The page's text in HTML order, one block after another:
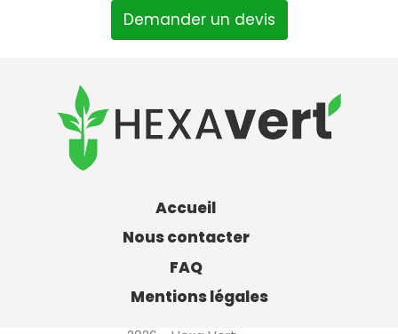
Demander un devis
Accueil
Nous contacter
FAQ
Mentions légales